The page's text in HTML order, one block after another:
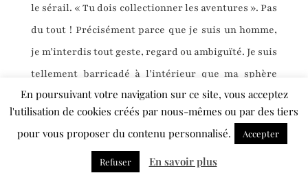
le sérail. « Tu dois collectionner les aventures ». Pas
du tout ! Précisément parce que je suis un homme,
je m’interdis tout geste, regard ou ambiguïté. Je suis
tellement barricadé à l’intérieur que ma sphère
intime est impénétrable. Cela me permet de
pouvoir toucher les corps, de faire les essayages,
d’ajuster les costumes avec naturel et fraîcheur,
sans qu’il n’y ait aucun malaise. J’ai adopté ce
En poursuivant votre navigation sur ce site, vous acceptez
l'utilisation de cookies créés par nous-mêmes ou par des tiers
pour vous proposer du contenu personnalisé.
Accepter
Refuser En savoir plus